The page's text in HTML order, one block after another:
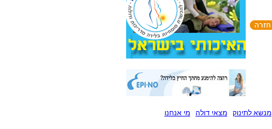
מנשא לתינוק מצאי דולה מי אנחנו